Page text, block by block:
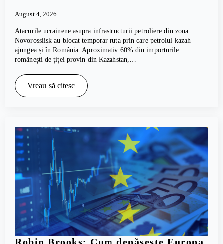
August 4, 2026
Atacurile ucrainene asupra infrastructurii petroliere din zona
Novorossiisk au blocat temporar ruta prin care petrolul kazah
ajungea și în România. Aproximativ 60% din importurile
românești de țiței provin din Kazahstan,…
Vreau să citesc
Robin Brooks: Cum depășește Europa